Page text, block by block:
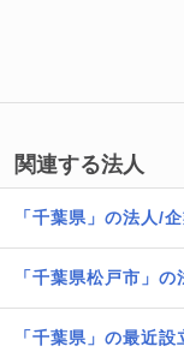
関連する法人
「千葉県」の法人/
「千葉県松戸市」
「千葉県」の最近